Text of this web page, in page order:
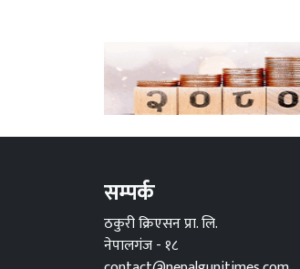
सम्पर्क
ठकुरी क्रिएसन प्रा. लि.
नेपालगंज - १८